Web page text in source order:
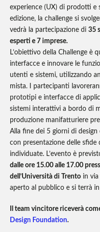
experience (UX) di prodotti e
edizione, la challenge si
vedrà la partecipazione di 35
esperti e 7 imprese.
L’obiettivo della Challenge è
interfacce e innovare le
utenti e sistemi, utilizzando
mista. I partecipanti
prototipi e interfacce di
sistemi interattivi a bordo di
produzione manifatturiere
Alla fine dei 5 giorni di
con presentazione delle sfide
individuate. L’evento è
dalle ore 15.00 alle 17.00
dell’Università di Trento in via
aperto al pubblico e si terrà in
Il team vincitore riceverà
Design Foundation.